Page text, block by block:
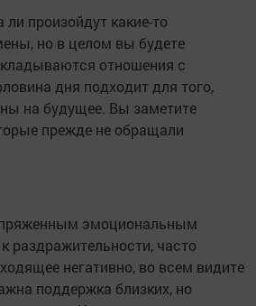
произойдут какие-то
но в целом вы будете
отношения с
дня подходит для того,
на будущее. Вы заметите
прежде не обращали
эмоциональным
часто
негативно, во всем видите
поддержка близких, но